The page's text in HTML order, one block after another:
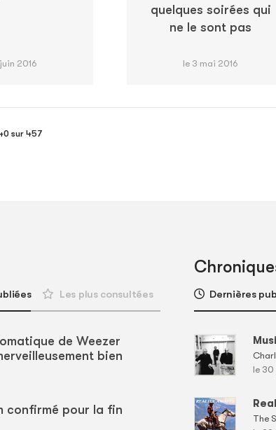
2016
quelques soirées qui
ne le sont pas
le 3 mai 2016
sur 457
Les plus consultées
de Weezer
bien
confirmé pour la fin
Dernières
le
The